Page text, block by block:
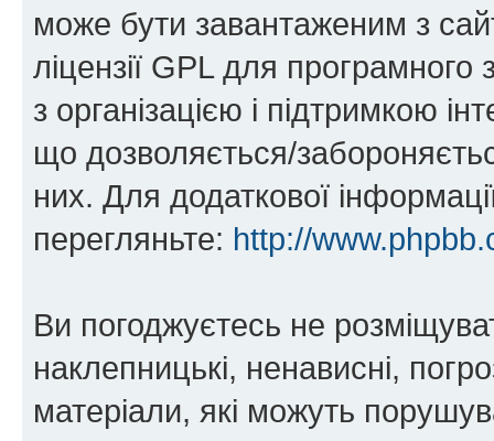
може бути завантаженим з
ліцензії GPL для
з організацією і підтримкою
що дозволяється/
них. Для додаткової
перегляньте: http://
Ви погоджуєтесь не
наклепницькі, ненависні,
матеріали, які можуть